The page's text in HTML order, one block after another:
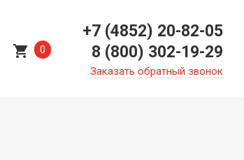
shopping_cart 0
+7 (4852) 20-82-05
8 (800) 302-19-29
Заказать обратный звонок